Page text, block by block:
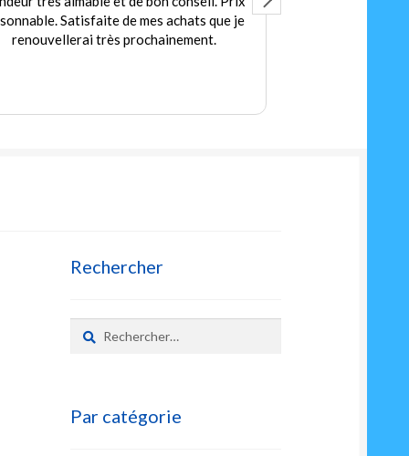
Satisfaite de mes achats que je
renouvellerai très prochainement.
Rechercher
Rechercher :
Par catégorie